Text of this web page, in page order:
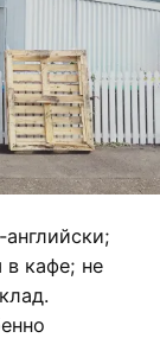
в кафе; не